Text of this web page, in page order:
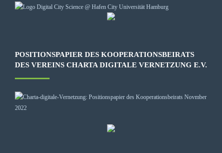
POSITIONSPAPIER DES KOOPERATIONSBEIRATS
DES VEREINS CHARTA DIGITALE VERNETZUNG E.V.